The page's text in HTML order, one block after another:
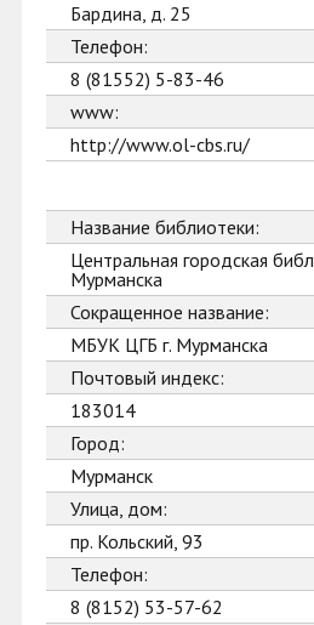
Бардина, д. 25
Телефон:
8 (81552) 5-83-46
www:
http://www.ol-cbs.ru/
Название библиотеки:
Центральная городская
Мурманска
Сокращенное название:
МБУК ЦГБ г. Мурманска
Почтовый индекс:
183014
Город:
Мурманск
Улица, дом:
пр. Кольский, 93
Телефон:
8 (8152) 53-57-62